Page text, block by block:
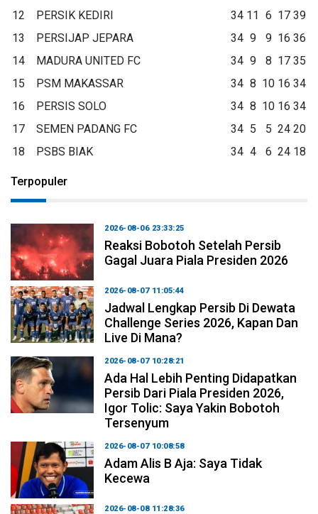
12
PERSIK KEDIRI 34 11 6 17 39
13
PERSIJAP JEPARA 34 9 9 16 36
14
MADURA UNITED FC 34 9 8 17 35
15
PSM MAKASSAR 34 8 10 16 34
16
PERSIS SOLO 34 8 10 16 34
17
SEMEN PADANG FC 34 5 5 24 20
18
PSBS BIAK 34 4 6 24 18
Terpopuler
2026-08-06 23:33:25
Reaksi Bobotoh Setelah Persib
Gagal Juara Piala Presiden 2026
2026-08-07 11:05:44
Jadwal Lengkap Persib Di Dewata
Challenge Series 2026, Kapan Dan
Live Di Mana?
2026-08-07 10:28:21
Ada Hal Lebih Penting Didapatkan
Persib Dari Piala Presiden 2026,
Igor Tolic: Saya Yakin Bobotoh
Tersenyum
2026-08-07 10:08:58
Adam Alis B Aja: Saya Tidak
Kecewa
2026-08-08 11:28:36